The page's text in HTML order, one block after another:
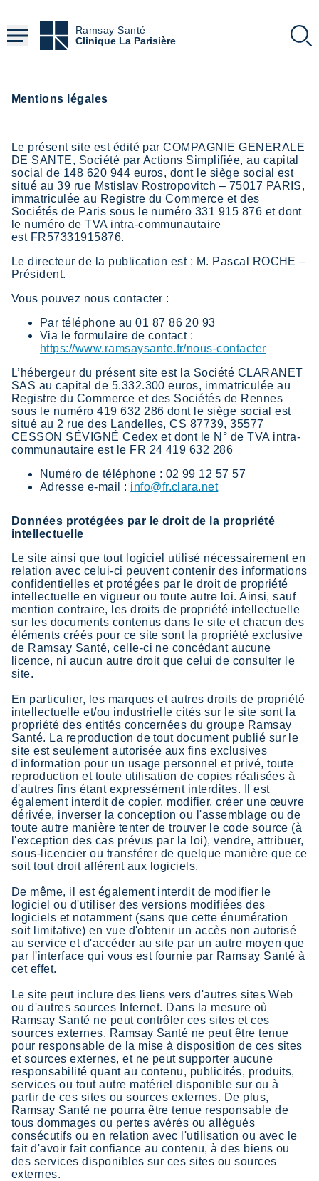
contenu
principal
Ramsay Santé
Clinique La Parisière
Mentions légales
Le présent site est édité par COMPAGNIE GENERALE
DE SANTE, Société par Actions Simplifiée, au capital
social de 148 620 944 euros, dont le siège social est
situé au 39 rue Mstislav Rostropovitch – 75017 PARIS,
immatriculée au Registre du Commerce et des
Sociétés de Paris sous le numéro 331 915 876 et dont
le numéro de TVA intra-communautaire
est FR57331915876.
Le directeur de la publication est : M. Pascal ROCHE –
Président.
Vous pouvez nous contacter :
Par téléphone au 01 87 86 20 93
Via le formulaire de contact :
https://www.ramsaysante.fr/nous-contacter
L’hébergeur du présent site est la Société CLARANET
SAS au capital de 5.332.300 euros, immatriculée au
Registre du Commerce et des Sociétés de Rennes
sous le numéro 419 632 286 dont le siège social est
situé au 2 rue des Landelles, CS 87739, 35577
CESSON SÉVIGNÉ Cedex et dont le N° de TVA intra-
communautaire est le FR 24 419 632 286
Numéro de téléphone : 02 99 12 57 57
Adresse e-mail : info@fr.clara.net
Données protégées par le droit de la propriété
intellectuelle
Le site ainsi que tout logiciel utilisé nécessairement en
relation avec celui-ci peuvent contenir des informations
confidentielles et protégées par le droit de propriété
intellectuelle en vigueur ou toute autre loi. Ainsi, sauf
mention contraire, les droits de propriété intellectuelle
sur les documents contenus dans le site et chacun des
éléments créés pour ce site sont la propriété exclusive
de Ramsay Santé, celle-ci ne concédant aucune
licence, ni aucun autre droit que celui de consulter le
site.
En particulier, les marques et autres droits de propriété
intellectuelle et/ou industrielle cités sur le site sont la
propriété des entités concernées du groupe Ramsay
Santé. La reproduction de tout document publié sur le
site est seulement autorisée aux fins exclusives
d'information pour un usage personnel et privé, toute
reproduction et toute utilisation de copies réalisées à
d'autres fins étant expressément interdites. Il est
également interdit de copier, modifier, créer une œuvre
dérivée, inverser la conception ou l'assemblage ou de
toute autre manière tenter de trouver le code source (à
l'exception des cas prévus par la loi), vendre, attribuer,
sous-licencier ou transférer de quelque manière que ce
soit tout droit afférent aux logiciels.
De même, il est également interdit de modifier le
logiciel ou d'utiliser des versions modifiées des
logiciels et notamment (sans que cette énumération
soit limitative) en vue d'obtenir un accès non autorisé
au service et d'accéder au site par un autre moyen que
par l'interface qui vous est fournie par Ramsay Santé à
cet effet.
Le site peut inclure des liens vers d'autres sites Web
ou d'autres sources Internet. Dans la mesure où
Ramsay Santé ne peut contrôler ces sites et ces
sources externes, Ramsay Santé ne peut être tenue
pour responsable de la mise à disposition de ces sites
et sources externes, et ne peut supporter aucune
responsabilité quant au contenu, publicités, produits,
services ou tout autre matériel disponible sur ou à
partir de ces sites ou sources externes. De plus,
Ramsay Santé ne pourra être tenue responsable de
tous dommages ou pertes avérés ou allégués
consécutifs ou en relation avec l'utilisation ou avec le
fait d'avoir fait confiance au contenu, à des biens ou
des services disponibles sur ces sites ou sources
externes.